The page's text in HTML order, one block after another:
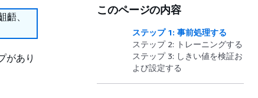
、
があり
このページの内容
ステップ 1: 事前処理する
ステップ 2: トレーニングする
ステップ 3: しきい値を検証お
よび設定する